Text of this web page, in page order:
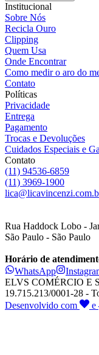
Institucional
Sobre Nós
Recicla Ouro
Clipping
Quem Usa
Onde Encontrar
Como medir o aro do
Contato
Políticas
Privacidade
Entrega
Pagamento
Trocas e Devoluções
Cuidados Especiais e
Contato
(11) 94536-6859
(11) 3969-1900
Rua Haddock Lobo -
São Paulo - São Paulo
Horário de
WhatsApp
ELVS COMÉRCIO E
19.715.213/0001-28 -
Desenvolvido com
e